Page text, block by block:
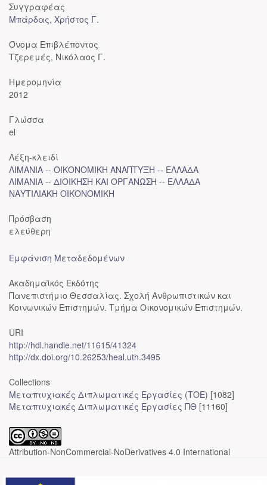
Συγγραφέας
Μπάρδας, Χρήστος Γ.
Όνομα Επιβλέποντος
Τζερεμές, Νικόλαος Γ.
Ημερομηνία
2012
Γλώσσα
el
Λέξη-κλειδί
ΛΙΜΑΝΙΑ -- ΟΙΚΟΝΟΜΙΚΗ ΑΝΑΠΤΥΞΗ -- ΕΛΛΑΔΑ
ΛΙΜΑΝΙΑ -- ΔΙΟΙΚΗΣΗ ΚΑΙ ΟΡΓΑΝΩΣΗ -- ΕΛΛΑΔΑ
ΝΑΥΤΙΛΙΑΚΗ ΟΙΚΟΝΟΜΙΚΗ
Πρόσβαση
ελεύθερη
Εμφάνιση Μεταδεδομένων
Ακαδημαϊκός Εκδότης
Πανεπιστήμιο Θεσσαλίας. Σχολή Ανθρωπιστικών και
Κοινωνικών Επιστημών. Τμήμα Οικονομικών Επιστημών.
URI
http://hdl.handle.net/11615/41324
http://dx.doi.org/10.26253/heal.uth.3495
Collections
Μεταπτυχιακές Διπλωματικές Εργασίες (ΤΟΕ) [1082]
Μεταπτυχιακές Διπλωματικές Εργασίες ΠΘ [11160]
Attribution-NonCommercial-NoDerivatives 4.0 International